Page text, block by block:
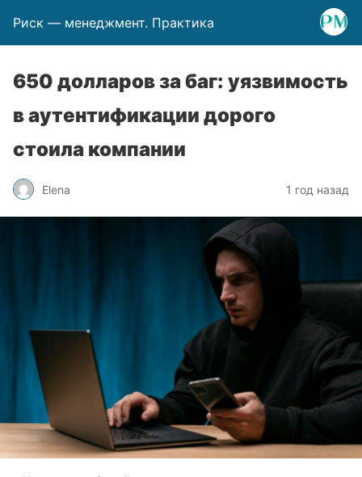
Риск — менеджмент. Практика
650 долларов за баг: уязвимость
в аутентификации дорого
стоила компании
Elena 1 год назад